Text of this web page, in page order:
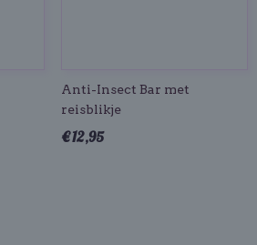
Anti-Insect Bar met
reisblikje
€ 12,95